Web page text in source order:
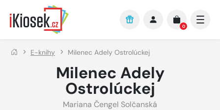
Přejít na hlavní obsah
0
E-knihy Milenec Adely Ostrolúckej
Milenec Adely
Ostrolúckej
Mariana Čengel Solčanská